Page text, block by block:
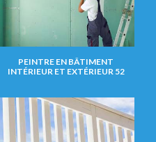
PEINTRE EN BÂTIMENT
INTÉRIEUR ET EXTÉRIEUR 52